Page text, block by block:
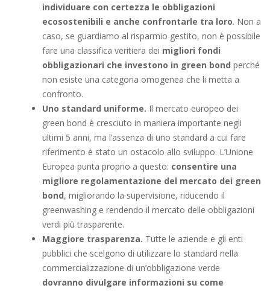
individuare con certezza le obbligazioni
ecosostenibili e anche confrontarle tra loro. Non a
caso, se guardiamo al risparmio gestito, non è possibile
fare una classifica veritiera dei migliori fondi
obbligazionari che investono in green bond perché
non esiste una categoria omogenea che li metta a
confronto.
Uno standard uniforme. Il mercato europeo dei
green bond è cresciuto in maniera importante negli
ultimi 5 anni, ma l’assenza di uno standard a cui fare
riferimento è stato un ostacolo allo sviluppo. L’Unione
Europea punta proprio a questo: consentire una
migliore regolamentazione del mercato dei green
bond, migliorando la supervisione, riducendo il
greenwashing e rendendo il mercato delle obbligazioni
verdi più trasparente.
Maggiore trasparenza. Tutte le aziende e gli enti
pubblici che scelgono di utilizzare lo standard nella
commercializzazione di un’obbligazione verde
dovranno divulgare informazioni su come